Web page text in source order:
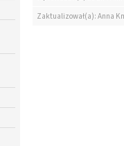
Zaktualizował(a): Anna